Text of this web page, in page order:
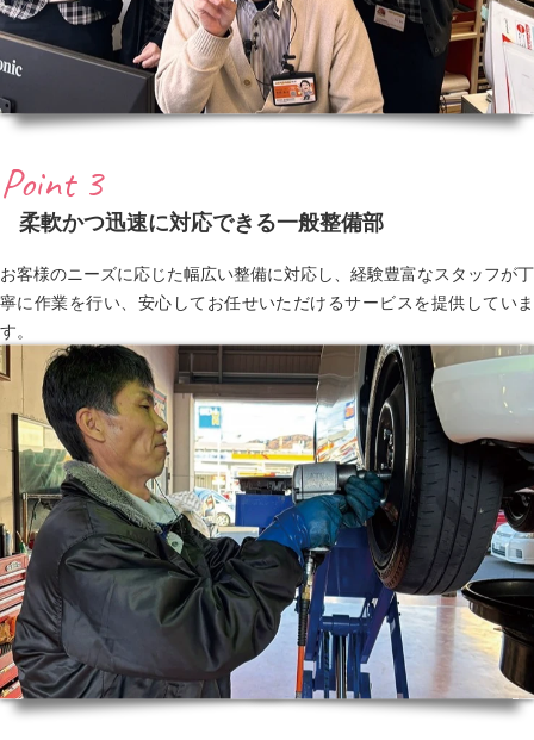
Point 3
柔軟かつ迅速に対応できる一般整備部
お客様のニーズに応じた幅広い整備に対応し、経験豊富なスタッフが丁
寧に作業を行い、安心してお任せいただけるサービスを提供していま
す。